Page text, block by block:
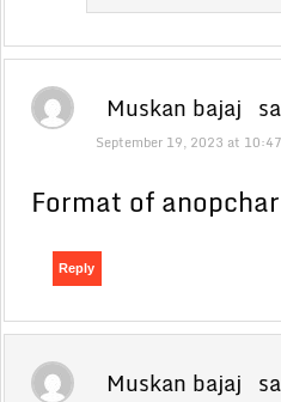
Muskan bajaj
September 19, 2023 at
Format of
Reply
Muskan bajaj